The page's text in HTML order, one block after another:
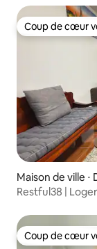
Coup de cœur
Coup de cœur
Maison de ville ⋅
Restful38 |
Coup de cœur
Coup de cœur